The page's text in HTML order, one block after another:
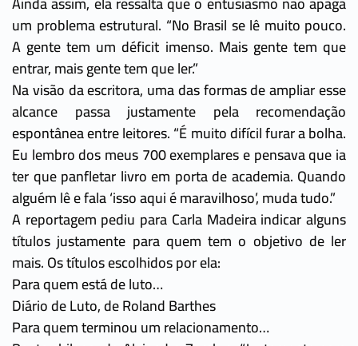
um problema estrutural. “No Brasil se lê muito pouco.
A gente tem um déficit imenso. Mais gente tem que
entrar, mais gente tem que ler.”
Na visão da escritora, uma das formas de ampliar esse
alcance passa justamente pela recomendação
espontânea entre leitores. “É muito difícil furar a bolha.
Eu lembro dos meus 700 exemplares e pensava que ia
ter que panfletar livro em porta de academia. Quando
alguém lê e fala ‘isso aqui é maravilhoso’, muda tudo.”
A reportagem pediu para Carla Madeira indicar alguns
títulos justamente para quem tem o objetivo de ler
mais. Os títulos escolhidos por ela:
Para quem está de luto…
Diário de Luto, de Roland Barthes
Para quem terminou um relacionamento…